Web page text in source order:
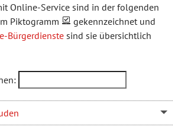
Online-Service sind in der folgenden
Piktogramm
gekennzeichnet und
Bürgerdienstesind sie übersichtlich